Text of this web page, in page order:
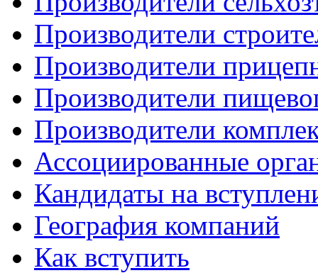
Производители
Производители
Производители
Производители
Ассоциированные
Кандидаты на
География компаний
Как вступить